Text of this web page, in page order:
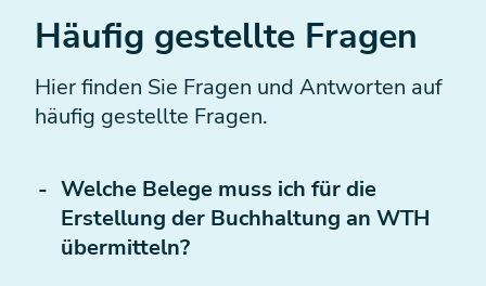
Häufig gestellte Fragen
Hier finden Sie Fragen und Antworten auf
häufig gestellte Fragen.
Welche Belege muss ich für die
Erstellung der Buchhaltung an WTH
übermitteln?